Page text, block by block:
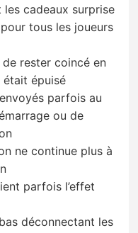
cadeaux surprise
tous les joueurs
de rester coincé en
était épuisé
parfois au
ou de
ne continue plus à
parfois l’effet
déconnectant les